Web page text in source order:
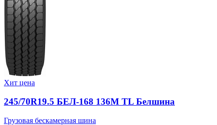
Хит цена
245/70R19.5 БЕЛ-168 136M TL Белшина
Грузовая бескамерная шина